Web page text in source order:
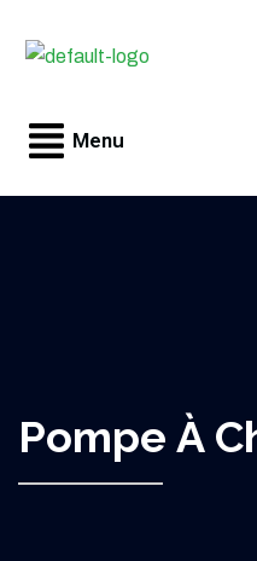
Menu
Pompe À